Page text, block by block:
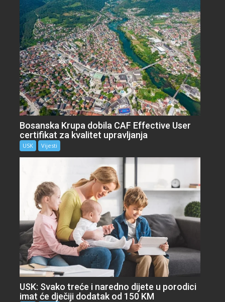
Bosanska Krupa dobila CAF Effective User
certifikat za kvalitet upravljanja
USK Vijesti
USK: Svako treće i naredno dijete u porodici
imat će dječiji dodatak od 150 KM